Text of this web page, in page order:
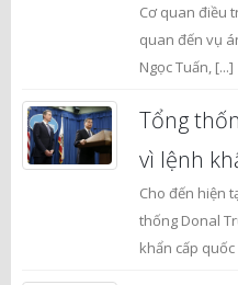
Cơ quan điều
quan đến vụ
Ngọc Tuấn, [...]
Tổng
vì lệnh
Cho đến hiện
thống Donal
khẩn cấp quốc